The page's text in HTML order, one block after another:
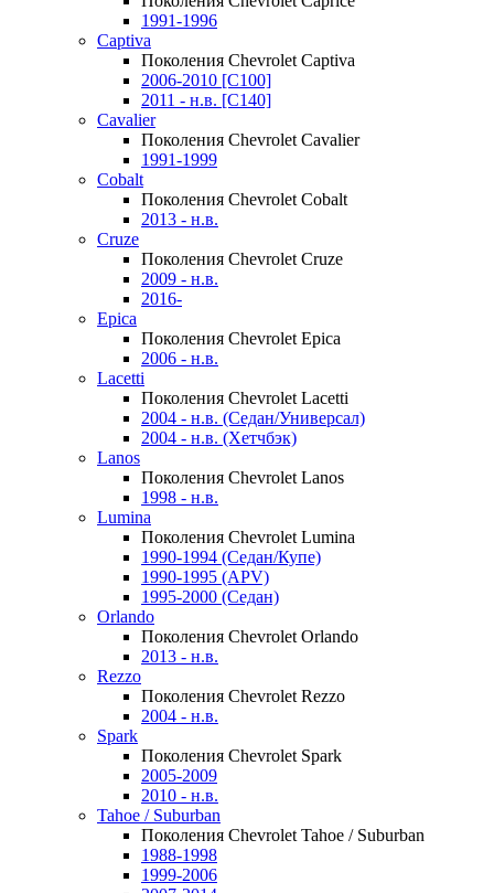
1991-1996
Captiva
Поколения Chevrolet Captiva
2006-2010 [C100]
2011 - н.в. [C140]
Cavalier
Поколения Chevrolet Cavalier
1991-1999
Cobalt
Поколения Chevrolet Cobalt
2013 - н.в.
Cruze
Поколения Chevrolet Cruze
2009 - н.в.
2016-
Epica
Поколения Chevrolet Epica
2006 - н.в.
Lacetti
Поколения Chevrolet Lacetti
2004 - н.в. (Седан/Универсал)
2004 - н.в. (Хетчбэк)
Lanos
Поколения Chevrolet Lanos
1998 - н.в.
Lumina
Поколения Chevrolet Lumina
1990-1994 (Седан/Купе)
1990-1995 (APV)
1995-2000 (Седан)
Orlando
Поколения Chevrolet Orlando
2013 - н.в.
Rezzo
Поколения Chevrolet Rezzo
2004 - н.в.
Spark
Поколения Chevrolet Spark
2005-2009
2010 - н.в.
Tahoe / Suburban
Поколения Chevrolet Tahoe / Suburban
1988-1998
1999-2006